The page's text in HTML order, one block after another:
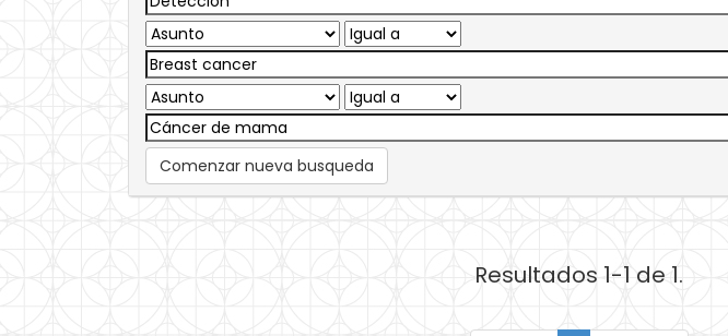
Comenzar nueva busqueda
Resultados 1-1 de 1.